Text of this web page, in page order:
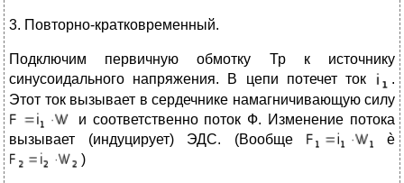
3. Повторно-кратковременный.
Подключим первичную обмотку Тр к источнику
синусоидального напряжения. В цепи потечет ток
.
Этот ток вызывает в сердечнике намагничивающую силу
и соответственно поток Ф. Изменение потока
вызывает (индуцирует) ЭДС. (Вообще
è
)